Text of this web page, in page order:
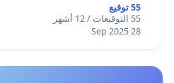
55 توقيع
55 التوقيعات / 12 أشهر
28 Sep 2025